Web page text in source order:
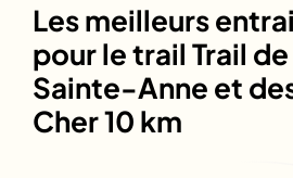
Les meilleurs
pour le trail Trail
Sainte-Anne et
Cher 10 km